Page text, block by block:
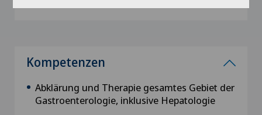
Kompetenzen
Abklärung und Therapie gesamtes Gebiet der
Gastroenterologie, inklusive Hepatologie